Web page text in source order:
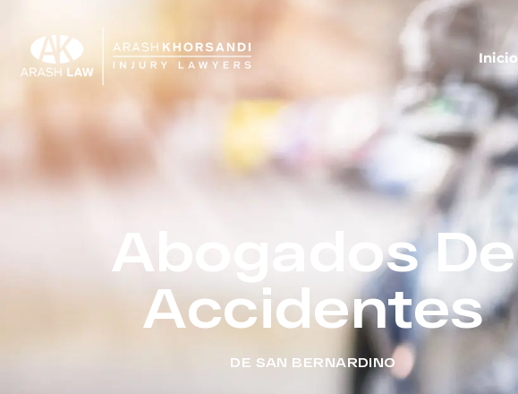
Inicio
Abogados De
Accidentes
DE SAN BERNARDINO